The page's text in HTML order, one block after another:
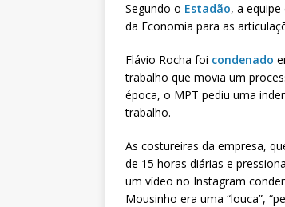
Segundo o Estadão, a
da Economia para as
Flávio Rocha foi condenado
trabalho que movia um
época, o MPT pediu uma
trabalho.
As costureiras da empresa,
de 15 horas diárias e
um vídeo no Instagram
Mousinho era uma “louca”,